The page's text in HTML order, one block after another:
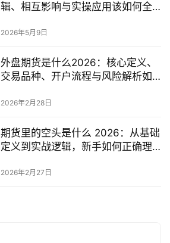
辑、相互影响与实操应用该如何全
2026年5月9日
外盘期货是什么2026：核心定义、
交易品种、开户流程与风险解析如
2026年2月28日
期货里的空头是什么 2026：从基础
定义到实战逻辑，新手如何正确理
2026年2月27日